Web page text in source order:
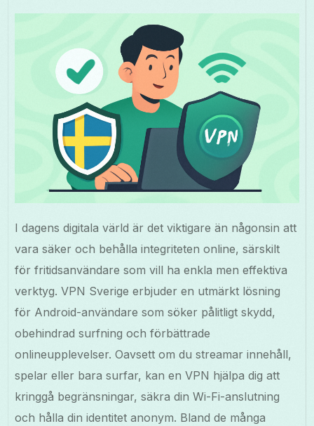
Svenska
I dagens digitala värld är det viktigare än någonsin att
vara säker och behålla integriteten online, särskilt
för fritidsanvändare som vill ha enkla men effektiva
verktyg. VPN Sverige erbjuder en utmärkt lösning
för Android-användare som söker pålitligt skydd,
obehindrad surfning och förbättrade
onlineupplevelser. Oavsett om du streamar innehåll,
spelar eller bara surfar, kan en VPN hjälpa dig att
kringgå begränsningar, säkra din Wi-Fi-anslutning
och hålla din identitet anonym. Bland de många